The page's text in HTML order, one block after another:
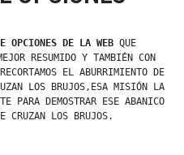
OPCIONES DE LA WEBQUE
RESUMIDO Y TAMBIÉN CON
EL ABURRIMIENTO DE
LOS BRUJOS,ESA MISIÓN LA
PARA DEMOSTRAR ESE ABANICO
CRUZAN LOS BRUJOS.